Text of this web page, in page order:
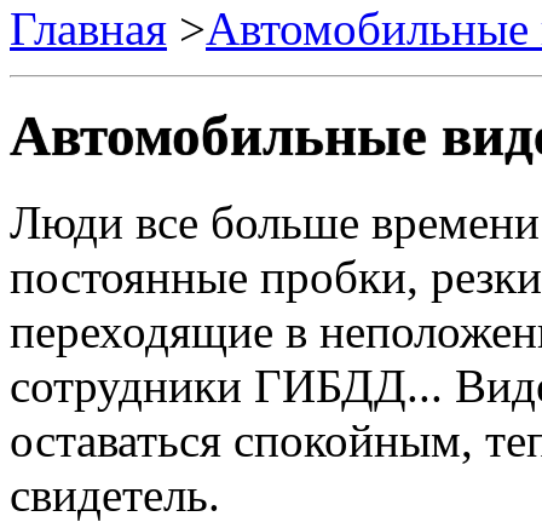
Главная >Автомобильные
Автомобильные
Люди все больше
постоянные пробки,
переходящие в
сотрудники ГИБДД...
оставаться спокойным,
свидетель.